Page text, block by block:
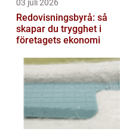
03 juli 2026
Redovisningsbyrå: så
skapar du trygghet i
företagets ekonomi